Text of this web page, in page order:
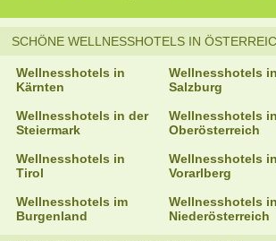
SCHÖNE WELLNESSHOTELS IN
Wellnesshotels in
Kärnten
Wellnesshotels in
Salzburg
Wellnesshotels in der
Steiermark
Wellnesshotels in
Oberösterreich
Wellnesshotels in
Tirol
Wellnesshotels in
Vorarlberg
Wellnesshotels im
Burgenland
Wellnesshotels in
Niederösterreich